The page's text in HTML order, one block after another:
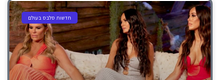
חדשות סלבס בעולם